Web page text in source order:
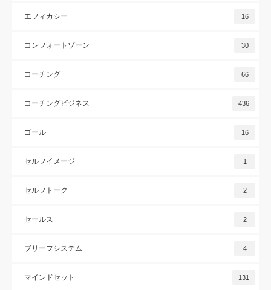
エフィカシー 16
コンフォートゾーン 30
コーチング 66
コーチングビジネス 436
ゴール 16
セルフイメージ 1
セルフトーク 2
セールス 2
ブリーフシステム 4
マインドセット 131